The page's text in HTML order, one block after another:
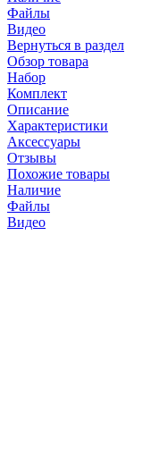
Файлы
Видео
Вернуться в раздел
Обзор товара
Набор
Комплект
Описание
Характеристики
Аксессуары
Отзывы
Похожие товары
Наличие
Файлы
Видео